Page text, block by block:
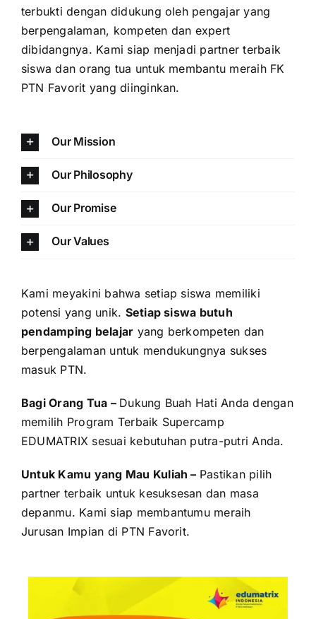
terbukti dengan didukung oleh pengajar yang
berpengalaman, kompeten dan expert
dibidangnya. Kami siap menjadi partner terbaik
siswa dan orang tua untuk membantu meraih FK
PTN Favorit yang diinginkan.
Our Mission
Our Philosophy
Our Promise
Our Values
Kami meyakini bahwa setiap siswa memiliki
potensi yang unik. Setiap siswa butuh
pendamping belajar yang berkompeten dan
berpengalaman untuk mendukungnya sukses
masuk PTN.
Bagi Orang Tua – Dukung Buah Hati Anda dengan
memilih Program Terbaik Supercamp
EDUMATRIX sesuai kebutuhan putra-putri Anda.
Untuk Kamu yang Mau Kuliah – Pastikan pilih
partner terbaik untuk kesuksesan dan masa
depanmu. Kami siap membantumu meraih
Jurusan Impian di PTN Favorit.